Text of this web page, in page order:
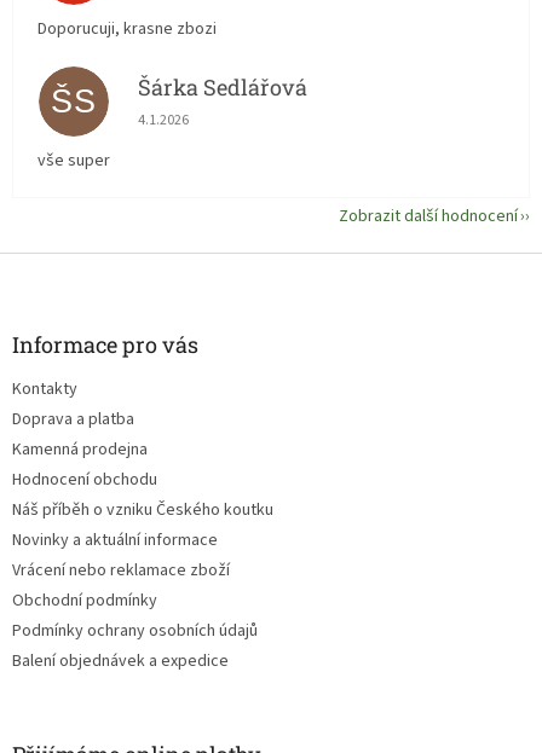
Doporucuji, krasne zbozi
ŠS Šárka Sedlářová
Hodnocení obchodu je 5 z 5 hvězdiček.
4.1.2026
vše super
Zobrazit další hodnocení
Z
Informace pro vás
Kontakty
Doprava a platba
Kamenná prodejna
Hodnocení obchodu
Náš příběh o vzniku Českého koutku
Novinky a aktuální informace
Vrácení nebo reklamace zboží
Obchodní podmínky
Podmínky ochrany osobních údajů
Balení objednávek a expedice